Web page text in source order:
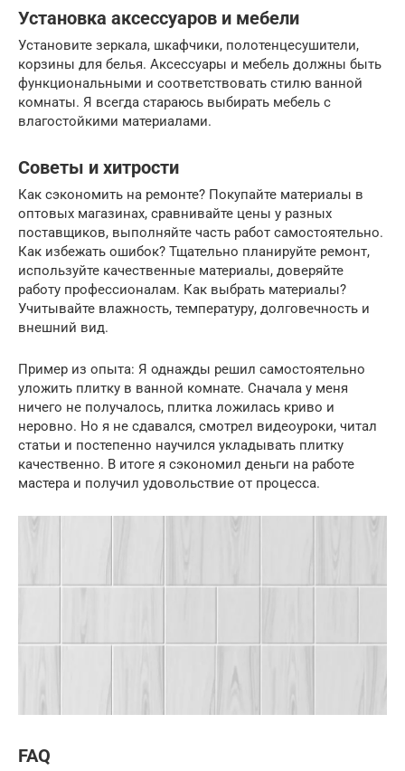
Установка аксессуаров и мебели
Установите зеркала, шкафчики, полотенцесушители,
корзины для белья. Аксессуары и мебель должны быть
функциональными и соответствовать стилю ванной
комнаты. Я всегда стараюсь выбирать мебель с
влагостойкими материалами.
Советы и хитрости
Как сэкономить на ремонте? Покупайте материалы в
оптовых магазинах, сравнивайте цены у разных
поставщиков, выполняйте часть работ самостоятельно.
Как избежать ошибок? Тщательно планируйте ремонт,
используйте качественные материалы, доверяйте
работу профессионалам. Как выбрать материалы?
Учитывайте влажность, температуру, долговечность и
внешний вид.
Пример из опыта: Я однажды решил самостоятельно
уложить плитку в ванной комнате. Сначала у меня
ничего не получалось, плитка ложилась криво и
неровно. Но я не сдавался, смотрел видеоуроки, читал
статьи и постепенно научился укладывать плитку
качественно. В итоге я сэкономил деньги на работе
мастера и получил удовольствие от процесса.
FAQ